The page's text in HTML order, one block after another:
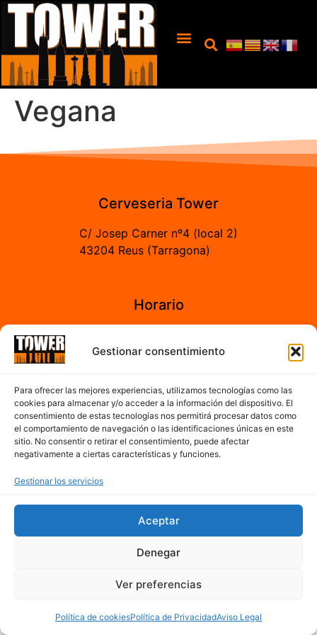
Gestionar consentimiento
Para ofrecer las mejores experiencias, utilizamos tecnologías como las
cookies para almacenar y/o acceder a la información del dispositivo. El
consentimiento de estas tecnologías nos permitirá procesar datos como
el comportamiento de navegación o las identificaciones únicas en este
sitio. No consentir o retirar el consentimiento, puede afectar
negativamente a ciertas características y funciones.
Gestionar los servicios
Aceptar
Denegar
Ver preferencias
Política de cookiesPolítica de PrivacidadAviso Legal
Vegana
Cerveseria Tower
C/ Josep Carner nº4 (local 2)
43204 Reus (Tarragona)
Horario
A partir de las 7:00h hasta 17:00h de la tarde
De Lunes a Sábado
Contacto
977 300 763
cerveseriatower@hotmail.com
Mapa del sitio